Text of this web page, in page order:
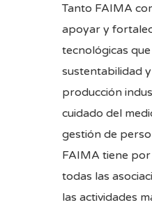
Tanto FAIMA
apoyar y
tecnológicas
sustentabilidad
producción
cuidado del
gestión de
FAIMA tiene
todas las
las actividades